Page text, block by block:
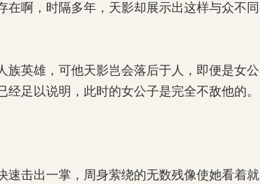
啊，时隔多年，天影却展示出这样与众不同
英雄，可他天影岂会落后于人，即便是女公
足以说明，此时的女公子是完全不敌他的。
击出一掌，周身萦绕的无数残像使她看着就